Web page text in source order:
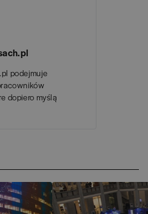
podejmuje
dopiero myślą